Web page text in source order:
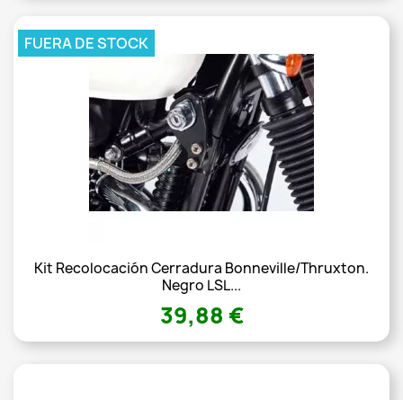
Kit Recolocación Cerradura Bonneville/Thruxton.
Negro LSL...
39,88 €
FUERA DE STOCK